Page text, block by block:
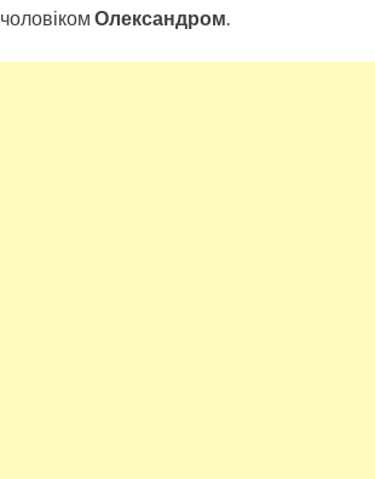
чоловіком Олександром.